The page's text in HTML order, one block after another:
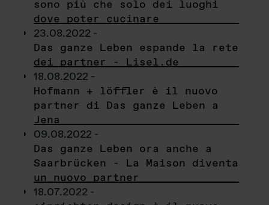
sono più che solo dei luoghi
dove poter cucinare
23.08.2022 -
Das ganze Leben espande la rete
dei partner - Lisel.de
18.08.2022 -
Hofmann + löffler è il nuovo
partner di Das ganze Leben a
Jena
09.08.2022 -
Das ganze Leben ora anche a
Saarbrücken - La Maison diventa
un nuovo partner
18.07.2022 -